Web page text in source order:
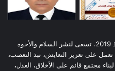
مؤسسة رسالة السلام العالمية، منذ 2019، تسعى لنشر السلام والأخوة
تعمل على تعزيز التعايش، نبذ التعصب،
مجتمع قائم على الأخلاق، العدل،